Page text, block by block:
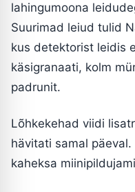
lahingumoona
Suurimad leiud tulid
kus detektorist leidis
käsigranaati, kolm
padrunit.
Lõhkekehad viidi
hävitati samal
kaheksa